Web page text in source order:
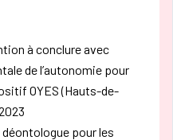
à conclure avec
de l’autonomie pour
OYES (Hauts-de-
déontologue pour les